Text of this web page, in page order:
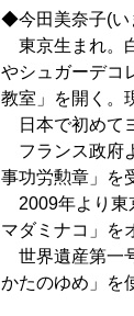
◆今田美奈子(
東京生まれ。
やシュガーデコ
教室」を開く。
日本で初めて
フランス政府
事功労勲章」を
2009年より東
マダミナコ」を
世界遺産第一
かたのゆめ」を